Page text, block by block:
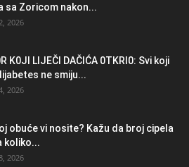
sa Zoricom nakon...
2026
K0Jl LlJEČl DAČlĆA 0TKRl0: Svi koji
ne smiju...
2026
obuće vi nosite? Kažu da broj cipela
koliko...
2026